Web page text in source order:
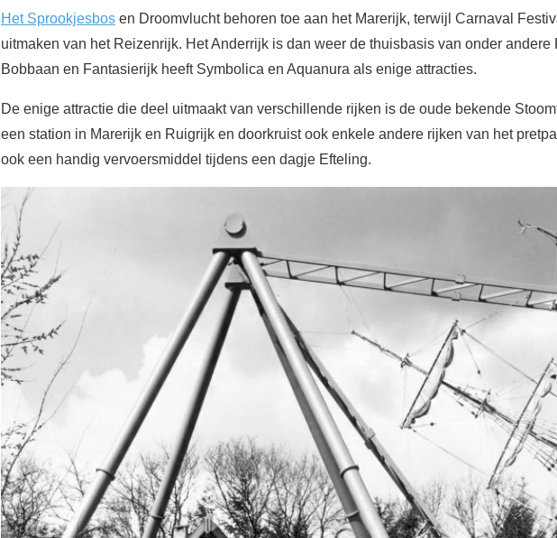
Het Sprookjesbos en Droomvlucht behoren toe aan het Marerijk, terwijl Carnaval
uitmaken van het Reizenrijk. Het Anderrijk is dan weer de thuisbasis van onder andere
Bobbaan en Fantasierijk heeft Symbolica en Aquanura als enige attracties.
De enige attractie die deel uitmaakt van verschillende rijken is de oude bekende
een station in Marerijk en Ruigrijk en doorkruist ook enkele andere rijken van het
ook een handig vervoersmiddel tijdens een dagje Efteling.